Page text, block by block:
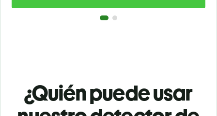
¿Quién puede usar